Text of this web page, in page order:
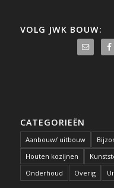
VOLG JWK BOUW:
CATEGORIEËN
Aanbouw/ uitbouw
Houten kozijnen
Onderhoud
Overig